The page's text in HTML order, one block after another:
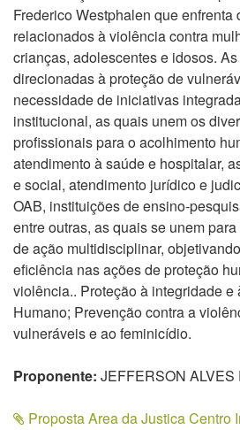
Frederico Westphalen que enfrenta
relacionados à violência contra
crianças, adolescentes e idosos.
direcionadas à proteção de
necessidade de iniciativas
institucional, as quais unem os
profissionais para o acolhimento
atendimento à saúde e hospitalar,
e social, atendimento jurídico e
OAB, instituições de ensino-
entre outras, as quais se unem
de ação multidisciplinar,
eficiência nas ações de proteção
violência.. Proteção à integridade e
Humano; Prevenção contra a
vulneráveis e ao feminicídio.
Proponente: JEFFERSON ALVES
Proposta Area da Justica Centro